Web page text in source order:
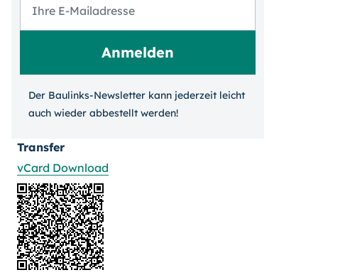
Der Baulinks-Newsletter kann jeder­zeit leicht
auch wieder ab­bestellt werden!
Transfer
vCard Download